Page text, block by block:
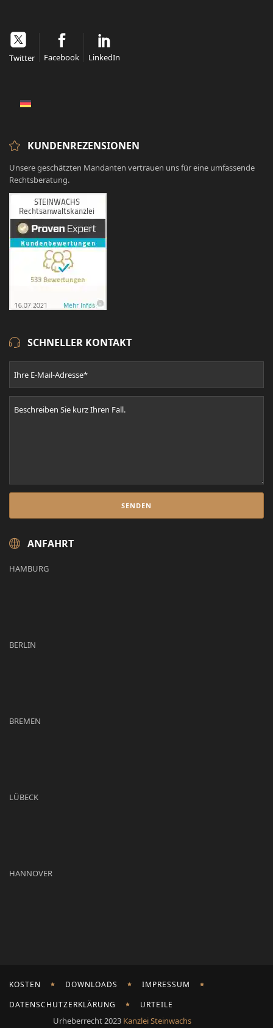
Twitter Facebook LinkedIn
KUNDENREZENSIONEN
Unsere geschätzten Mandanten vertrauen uns für eine umfassende
Rechtsberatung.
SCHNELLER KONTAKT
ANFAHRT
HAMBURG
BERLIN
BREMEN
LÜBECK
HANNOVER
KOSTEN DOWNLOADS
IMPRESSUM
DATENSCHUTZERKLÄRUNG
URTEILE
Urheberrecht 2023 Kanzlei Steinwachs